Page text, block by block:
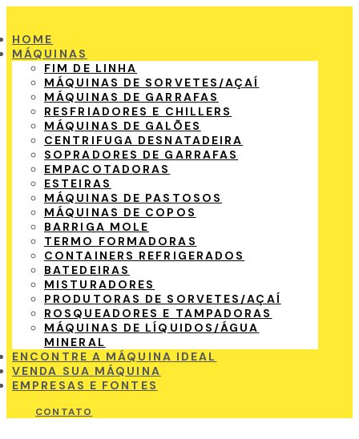
HOME
MÁQUINAS
FIM DE LINHA
MÁQUINAS DE SORVETES/AÇAÍ
MÁQUINAS DE GARRAFAS
RESFRIADORES E CHILLERS
MÁQUINAS DE GALÕES
CENTRIFUGA DESNATADEIRA
SOPRADORES DE GARRAFAS
EMPACOTADORAS
ESTEIRAS
MÁQUINAS DE PASTOSOS
MÁQUINAS DE COPOS
BARRIGA MOLE
TERMO FORMADORAS
CONTAINERS REFRIGERADOS
BATEDEIRAS
MISTURADORES
PRODUTORAS DE SORVETES/AÇAÍ
ROSQUEADORES E TAMPADORAS
MÁQUINAS DE LÍQUIDOS/ÁGUA
MINERAL
ENCONTRE A MÁQUINA IDEAL
VENDA SUA MÁQUINA
EMPRESAS E FONTES
CONTATO